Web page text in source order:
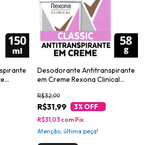
Desodorante Antitranspirante
em Creme Rexona Clinical
R$31,99
R$32,99
3% OFF
R$31,03 com Pix
Atenção, última peça!